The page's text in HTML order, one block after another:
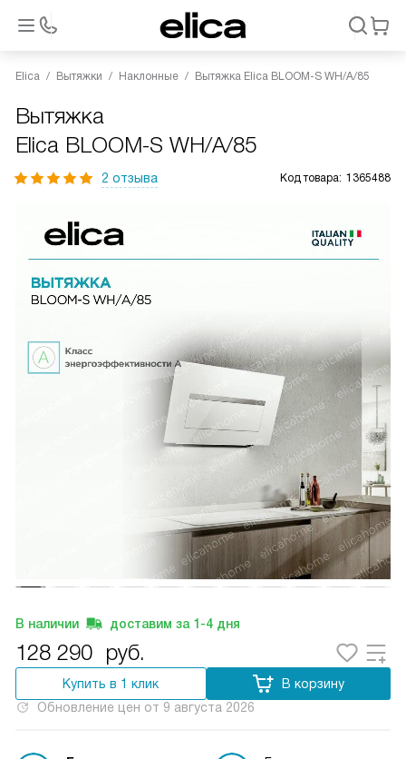
Elica Вытяжки Наклонные Вытяжка Elica BLOOM-S WH/A/85
Вытяжка
Elica BLOOM-S WH/A/85
2 отзыва Код товара: 1365488
В наличии доставим за 1-4 дня
128 290 руб.
Купить в 1 клик
В корзину
Обновление цен от 9 августа 2026